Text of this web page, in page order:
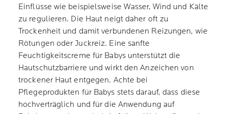
Einflüsse wie beispielsweise Wasser, Wind und Kälte
zu regulieren. Die Haut neigt daher oft zu
Trockenheit und damit verbundenen Reizungen, wie
Rötungen oder Juckreiz. Eine sanfte
Feuchtigkeitscreme für Babys unterstützt die
Hautschutzbarriere und wirkt den Anzeichen von
trockener Haut entgegen. Achte bei
Pflegeprodukten für Babys stets darauf, dass diese
hochverträglich und für die Anwendung auf